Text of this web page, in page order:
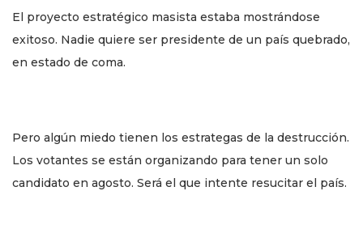
El proyecto estratégico masista estaba mostrándose
exitoso. Nadie quiere ser presidente de un país quebrado,
en estado de coma.
Pero algún miedo tienen los estrategas de la destrucción.
Los votantes se están organizando para tener un solo
candidato en agosto. Será el que intente resucitar el país.